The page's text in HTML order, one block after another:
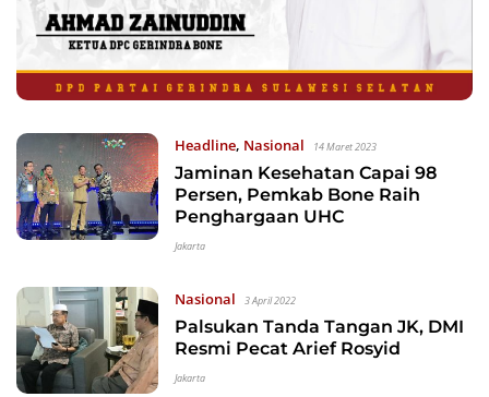
Headline, Nasional 14 Maret 2023
Jaminan Kesehatan Capai 98
Persen, Pemkab Bone Raih
Penghargaan UHC
Jakarta
Nasional 3 April 2022
Palsukan Tanda Tangan JK, DMI
Resmi Pecat Arief Rosyid
Jakarta